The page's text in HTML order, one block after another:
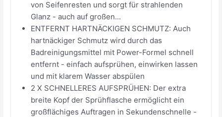
von Seifenresten und sorgt für strahlenden
Glanz - auch auf großen...
ENTFERNT HARTNÄCKIGEN SCHMUTZ: Auch
hartnäckiger Schmutz wird durch das
Badreinigungsmittel mit Power-Formel schnell
entfernt - einfach aufsprühen, einwirken lassen
und mit klarem Wasser abspülen
2 X SCHNELLERES AUFSPRÜHEN: Der extra
breite Kopf der Sprühflasche ermöglicht ein
großflächiges Auftragen in Sekundenschnelle -